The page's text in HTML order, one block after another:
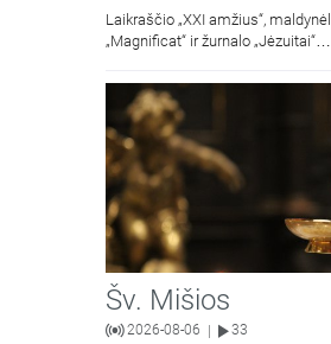
Laikraščio „XXI amžius“,
„Magnificat“ ir žurnalo „Jėzuitai“
Šv. Mišios
2026-08-06 33